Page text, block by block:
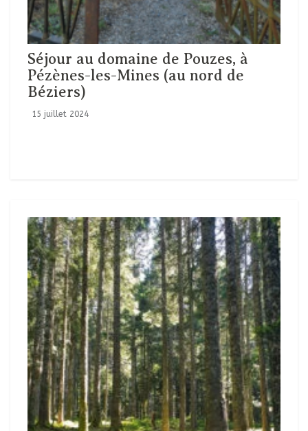
Séjour au domaine de Pouzes, à
Pézènes-les-Mines (au nord de
Béziers)
15 juillet 2024